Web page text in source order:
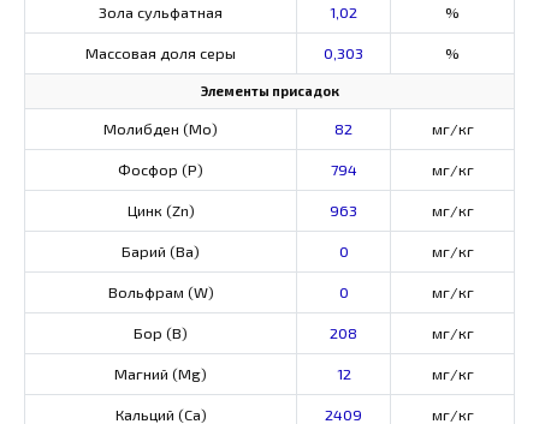
Зола сульфатная 1,02 %
Массовая доля серы 0,303 %
Элементы присадок
Молибден (Мо) 82 мг/кг
Фосфор (Р) 794 мг/кг
Цинк (Zn) 963 мг/кг
Барий (Ва) 0 мг/кг
Вольфрам (W) 0 мг/кг
Бор (В) 208 мг/кг
Магний (Mg) 12 мг/кг
Кальций (Са) 2409 мг/кг